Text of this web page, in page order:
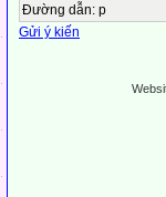
Đường dẫn: p
Gửi ý kiến